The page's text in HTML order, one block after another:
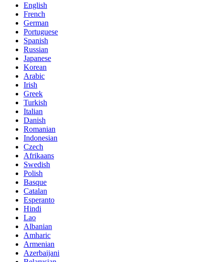
English
French
German
Portuguese
Spanish
Russian
Japanese
Korean
Arabic
Irish
Greek
Turkish
Italian
Danish
Romanian
Indonesian
Czech
Afrikaans
Swedish
Polish
Basque
Catalan
Esperanto
Hindi
Lao
Albanian
Amharic
Armenian
Azerbaijani